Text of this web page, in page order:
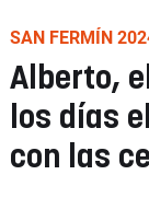
SAN FERMÍN
Alberto,
los días
con las